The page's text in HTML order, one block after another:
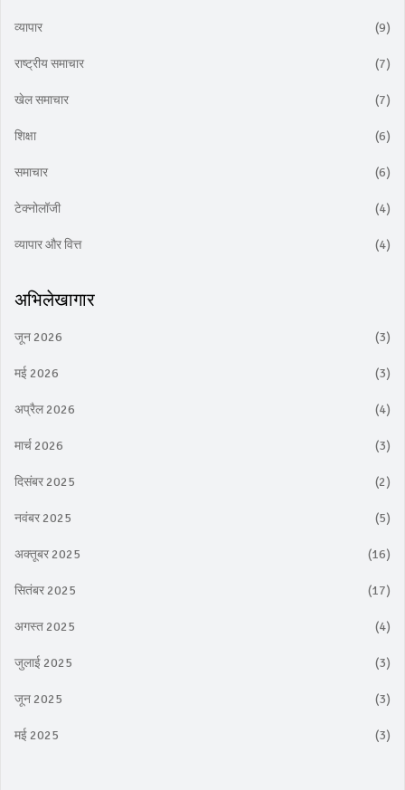
व्यापार (9)
राष्ट्रीय समाचार (7)
खेल समाचार (7)
शिक्षा (6)
समाचार (6)
टेक्नोलॉजी (4)
व्यापार और वित्त (4)
अभिलेखागार
जून 2026 (3)
मई 2026 (3)
अप्रैल 2026 (4)
मार्च 2026 (3)
दिसंबर 2025 (2)
नवंबर 2025 (5)
अक्तूबर 2025 (16)
सितंबर 2025 (17)
अगस्त 2025 (4)
जुलाई 2025 (3)
जून 2025 (3)
मई 2025 (3)